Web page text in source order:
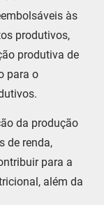
às
produtivos,
produtiva de
para o
da produção
de renda,
para a
além da